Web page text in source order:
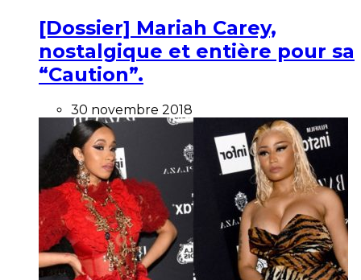
[Dossier] Mariah Carey,
nostalgique et entière pour sa
“Caution”.
30 novembre 2018